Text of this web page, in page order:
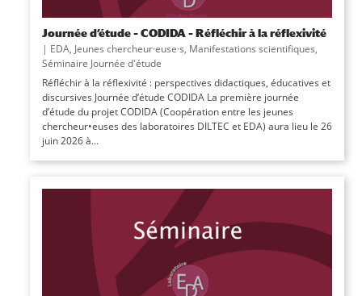
Journée d’étude – CODIDA – Réfléchir à la réflexivité
| EDA, Jeunes chercheur·euse·s, Manifestations scientifiques,
Séminaire Journée d'étude
Réfléchir à la réflexivité : perspectives didactiques, éducatives et
discursives Journée d’étude CODIDA La première journée
d’étude du projet CODIDA (Coopération entre les jeunes
chercheur•euses des laboratoires DILTEC et EDA) aura lieu le 26
juin 2026 à...